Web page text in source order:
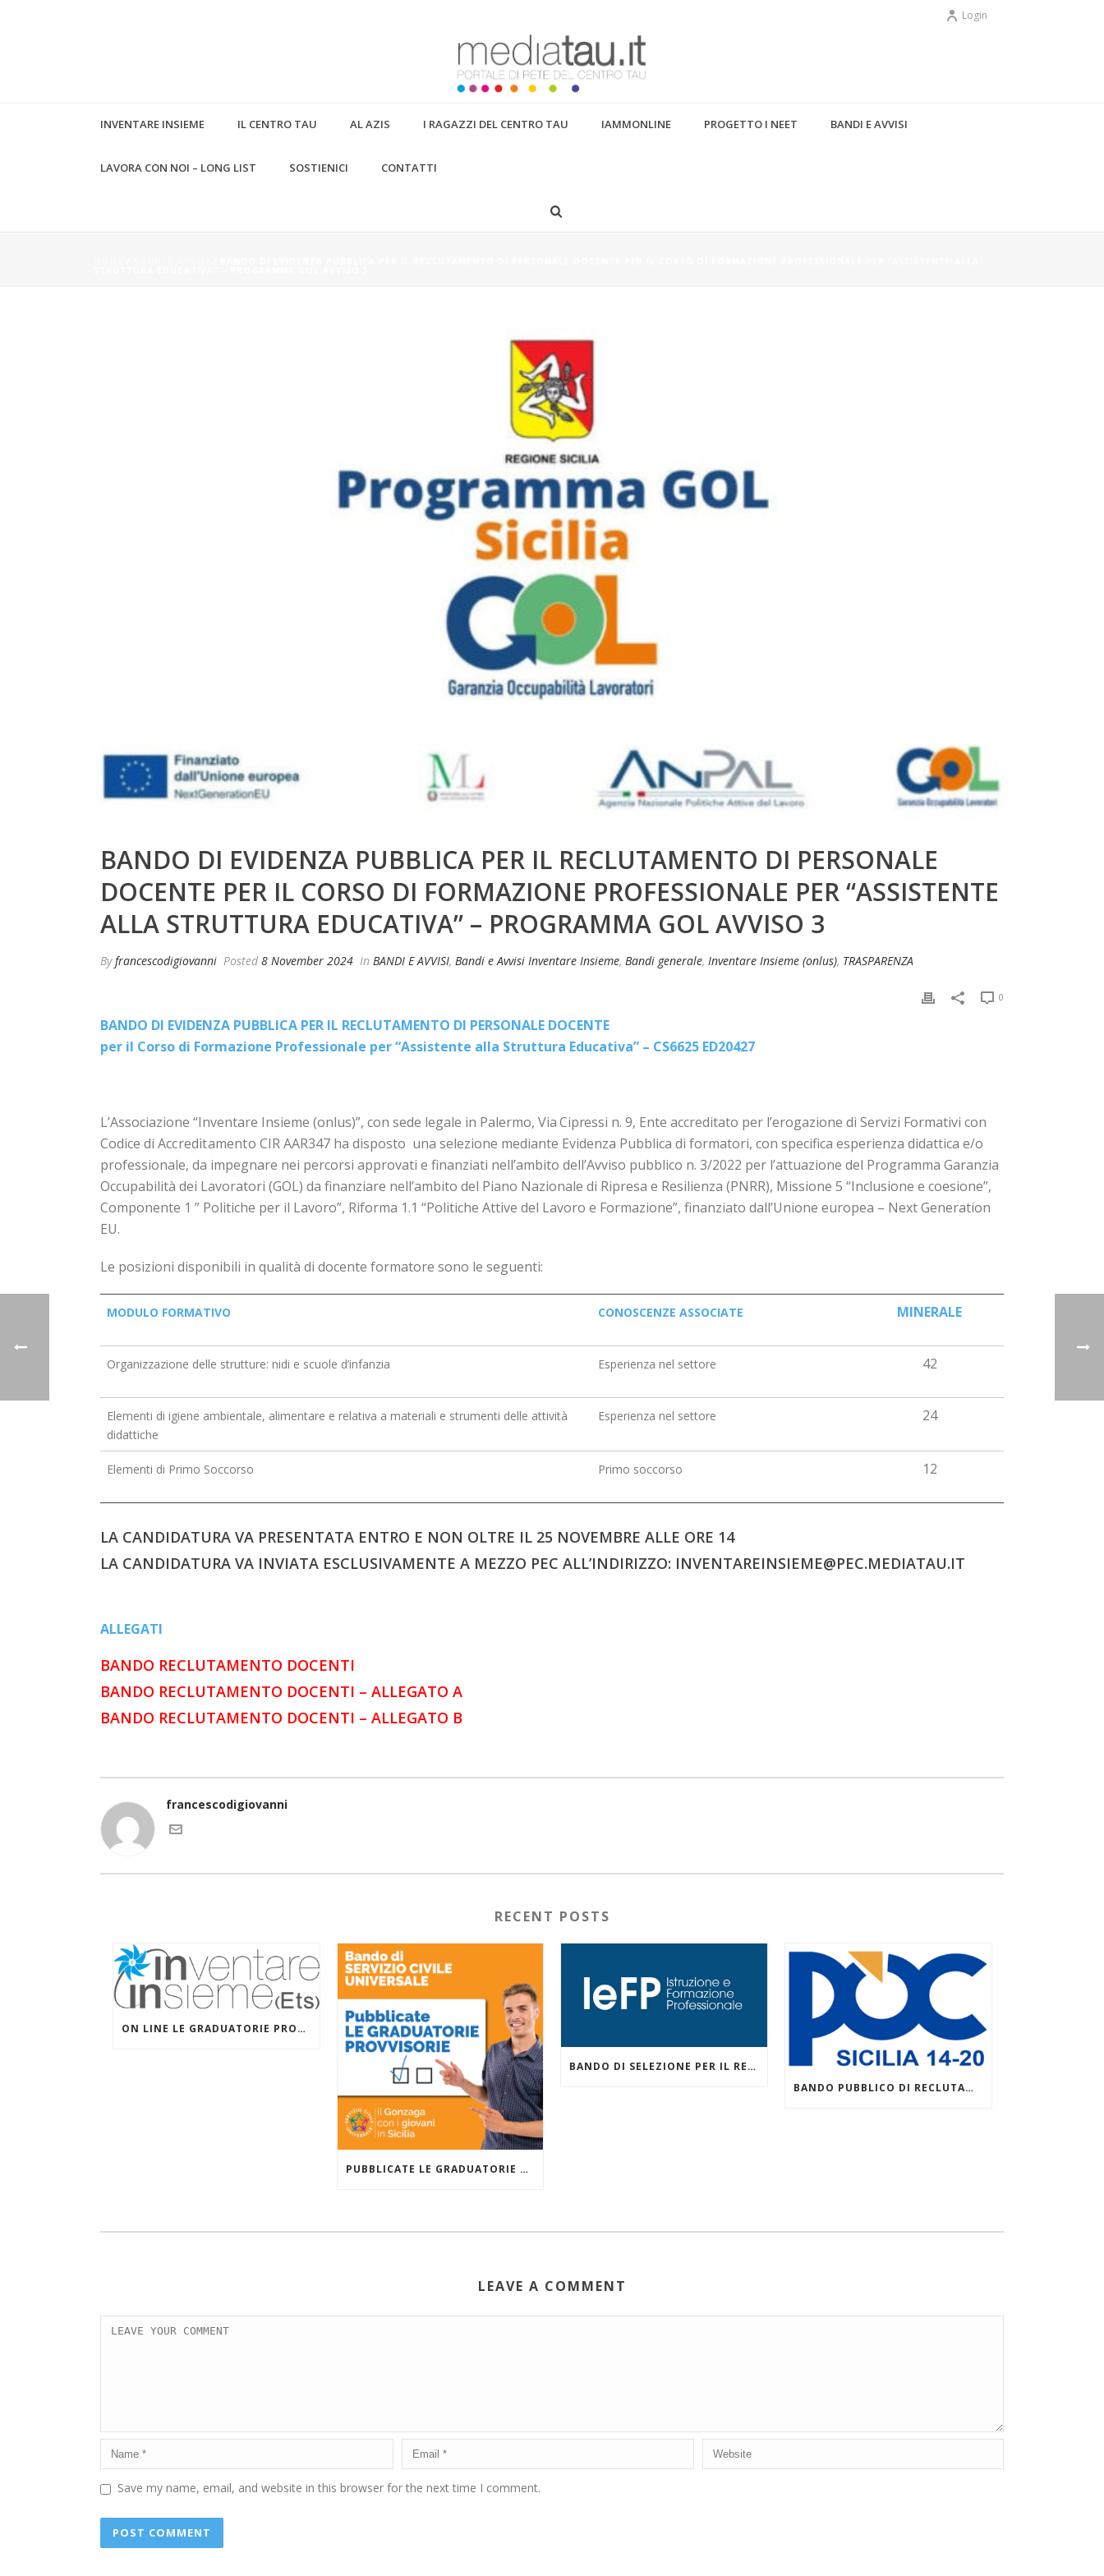
Login
INVENTARE INSIEME IL CENTRO TAU AL AZIS I RAGAZZI DEL CENTRO TAU IAMMONLINE PROGETTO I NEET BANDI E AVVISI
LAVORA CON NOI – LONG LIST SOSTIENICI CONTATTI
FORMAZIONE PROFESSIONALE PER “ASSISTENTE ALLA STRUTTURA EDUCATIVA” – PROGRAMMA
BANDO DI EVIDENZA PUBBLICA PER IL RECLUTAMENTO DI PERSONALE
DOCENTE PER IL CORSO DI FORMAZIONE PROFESSIONALE PER “ASSISTENTE
ALLA STRUTTURA EDUCATIVA” – PROGRAMMA GOL AVVISO 3
Byfrancescodigiovanni Posted 8 November 2024 In BANDI E AVVISI, Bandi e Avvisi Inventare Insieme, Bandi generale, Inventare Insieme (onlus), TRASPARENZA
0
BANDO DI EVIDENZA PUBBLICA PER IL RECLUTAMENTO DI PERSONALE DOCENTE
per il Corso di Formazione Professionale per “Assistente alla Struttura Educativa” – CS6625 ED20427
L’Associazione “Inventare Insieme (onlus)”, con sede legale in Palermo, Via Cipressi n. 9, Ente accreditato per l’erogazione di Servizi Formativi con
Codice di Accreditamento CIR AAR347 ha disposto una selezione mediante Evidenza Pubblica di formatori, con specifica esperienza didattica e/o
professionale, da impegnare nei percorsi approvati e finanziati nell’ambito dell’Avviso pubblico n. 3/2022 per l’attuazione del Programma Garanzia
Occupabilità dei Lavoratori (GOL) da finanziare nell’ambito del Piano Nazionale di Ripresa e Resilienza (PNRR), Missione 5 “Inclusione e coesione”,
Componente 1 ” Politiche per il Lavoro”, Riforma 1.1 “Politiche Attive del Lavoro e Formazione”, finanziato dall’Unione europea – Next Generation
EU.
Le posizioni disponibili in qualità di docente formatore sono le seguenti:
MODULO FORMATIVO CONOSCENZE ASSOCIATE MINERALE
Organizzazione delle strutture: nidi e scuole d’infanzia Esperienza nel settore 42
Elementi di igiene ambientale, alimentare e relativa a materiali e strumenti delle attività
didattiche
Esperienza nel settore 24
Elementi di Primo Soccorso Primo soccorso 12
LA CANDIDATURA VA PRESENTATA ENTRO E NON OLTRE IL 25 NOVEMBRE ALLE ORE 14
LA CANDIDATURA VA INVIATA ESCLUSIVAMENTE A MEZZO PEC ALL’INDIRIZZO: INVENTAREINSIEME@PEC.MEDIATAU.IT
ALLEGATI
BANDO RECLUTAMENTO DOCENTI
BANDO RECLUTAMENTO DOCENTI – ALLEGATO A
BANDO RECLUTAMENTO DOCENTI – ALLEGATO B
francescodigiovanni
RECENT POSTS
ON LINE LE GRADUATORIE PROVVISORIE DEL SERVIZIO CIVILE UNIVERSALE PER I PROGETTI DI INVENTARE INSIEME (ETS) CON SALESIANI PER IL SOCIALE
PUBBLICATE LE GRADUATORIE DEI PROGETTI DI SERVIZIO CIVILE PER LA COMUNITÀ EDUCANTE EVOLUTA ZISA DANISINNI GESTITI DALLA COOPERATIVA SOCIALE AL AZIS NELL’AMBITO DEL PROGETTO PRESENTATO CON GONZAGA CAMPUS – PALERMO.
BANDO DI SELEZIONE PER IL RECLUTAMENTO DI PERSONALE DOCENTE ESTERNO DA IMPEGNARE CON CONTRATTO TEMPORANEO NEI I CORSI DI ISTRUZIONE E FORMAZIONE PROFESSIONALE – IEFP PER L’ANNO SCOLASTICO FORMATIVO 2026/2027
BANDO PUBBLICO DI RECLUTAMENTO PERSONALE ESTERNO – DOCENTI – AVVISO 1/2026 POC 2014-2020 PER LA COSTITUZIONE CATALOGO REGIONALE DELL’OFFERTA FORMATIVA
LEAVE A COMMENT
Save my name, email, and website in this browser for the next time I comment.